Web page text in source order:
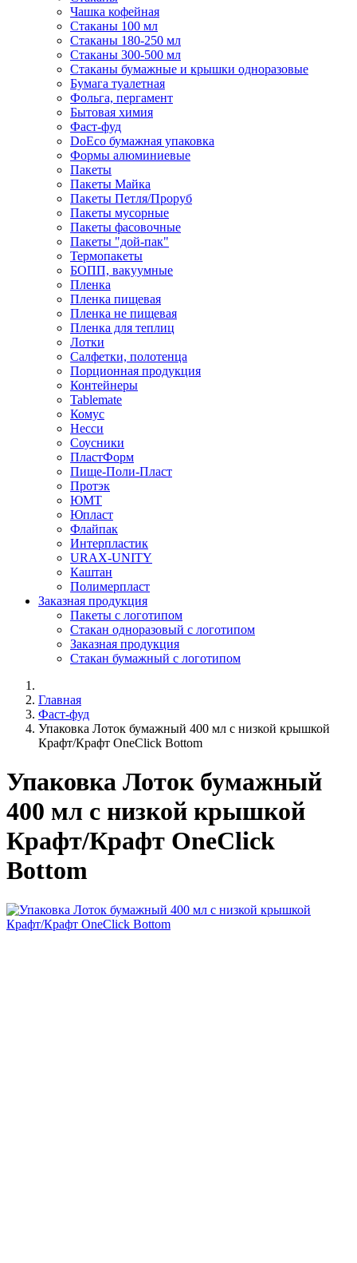
Чашка кофейная
Стаканы 100 мл
Стаканы 180-250 мл
Стаканы 300-500 мл
Стаканы бумажные и крышки одноразовые
Бумага туалетная
Фольга, пергамент
Бытовая химия
Фаст-фуд
DoEco бумажная упаковка
Формы алюминиевые
Пакеты
Пакеты Майка
Пакеты Петля/Проруб
Пакеты мусорные
Пакеты фасовочные
Пакеты "дой-пак"
Термопакеты
БОПП, вакуумные
Пленка
Пленка пищевая
Пленка не пищевая
Пленка для теплиц
Лотки
Салфетки, полотенца
Порционная продукция
Контейнеры
Tablemate
Комус
Несси
Соусники
ПластФорм
Пище-Поли-Пласт
Протэк
ЮМТ
Юпласт
Флайпак
Интерпластик
URAX-UNITY
Каштан
Полимерпласт
Заказная продукция
Пакеты с логотипом
Стакан одноразовый с логотипом
Заказная продукция
Стакан бумажный с логотипом
Главная
Фаст-фуд
Упаковка Лоток бумажный 400 мл с низкой крышкой
Крафт/Крафт OneClick Bottom
Упаковка Лоток бумажный
400 мл с низкой крышкой
Крафт/Крафт OneClick
Bottom